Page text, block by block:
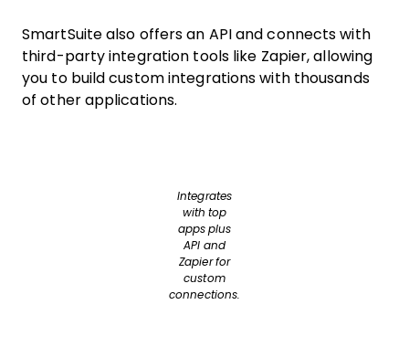
SmartSuite also offers an API and connects with
third-party integration tools like Zapier, allowing
you to build custom integrations with thousands
of other applications.
Integrates
with top
apps plus
API and
Zapier for
custom
connections.